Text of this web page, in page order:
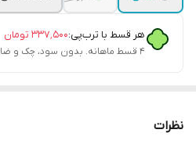
هر قسط با ترب‌پی:۳۳۷٬۵۰۰ تومان
۴ قسط ماهانه. بدون سود، چک و ضامن.
نظرات